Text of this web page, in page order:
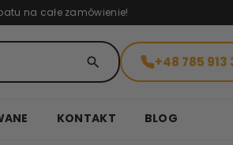
na całe zamówienie!
search +48 785 913
KONTAKT BLOG